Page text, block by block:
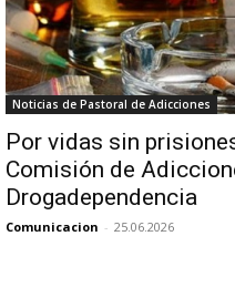
Noticias de Pastoral de Adicciones
Por vidas sin
Comisión de
Drogadependencia
Comunicacion - 25.06.2026